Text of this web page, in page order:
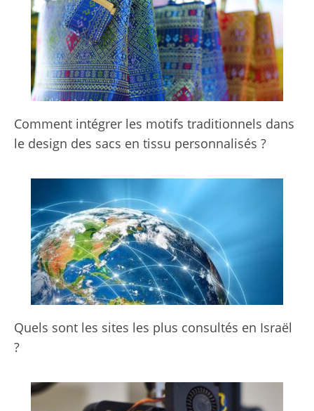
Comment intégrer les motifs traditionnels dans
le design des sacs en tissu personnalisés ?
Quels sont les sites les plus consultés en Israël
?